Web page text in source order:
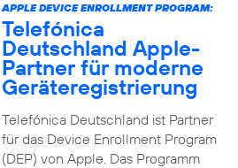
APPLE DEVICE ENROLLMENT PROGRAM:
Telefónica
Deutschland Apple-
Partner für moderne
Geräteregistrierung
Telefónica Deutschland ist Partner
für das Device Enrollment Program
(DEP) von Apple. Das Programm